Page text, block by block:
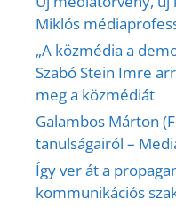
Miklós
„A közmédia a
Szabó Stein Imre
meg a közmédiát
Galambos Márton
tanulságairól –
Így ver át a
kommunikációs